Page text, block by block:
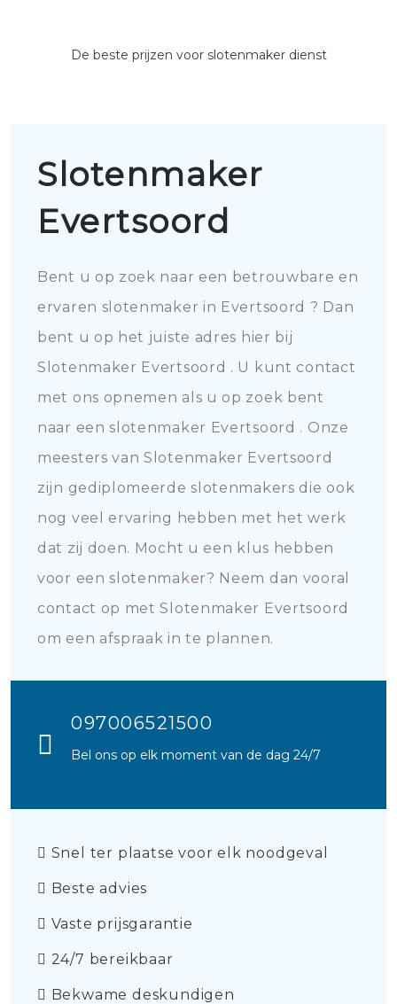
De beste prijzen voor slotenmaker dienst
Slotenmaker
Evertsoord
Bent u op zoek naar een betrouwbare en
ervaren slotenmaker in Evertsoord ? Dan
bent u op het juiste adres hier bij
Slotenmaker Evertsoord . U kunt contact
met ons opnemen als u op zoek bent
naar een slotenmaker Evertsoord . Onze
meesters van Slotenmaker Evertsoord
zijn gediplomeerde slotenmakers die ook
nog veel ervaring hebben met het werk
dat zij doen. Mocht u een klus hebben
voor een slotenmaker? Neem dan vooral
contact op met Slotenmaker Evertsoord
om een afspraak in te plannen.
097006521500
Bel ons op elk moment van de dag 24/7
Snel ter plaatse voor elk noodgeval
Beste advies
Vaste prijsgarantie
24/7 bereikbaar
Bekwame deskundigen